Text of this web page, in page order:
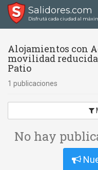
Salidores.com
Disfrutá cada ciudad al
Alojamientos con
movilidad
Patio
1 publicaciones
No hay